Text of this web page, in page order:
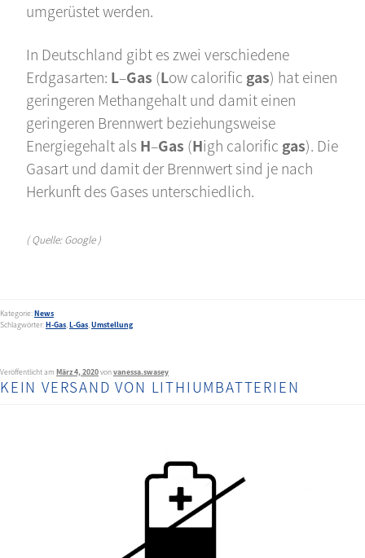
umgerüstet werden.
In Deutschland gibt es zwei verschiedene
Erdgasarten: L–Gas (Low calorific gas) hat einen
geringeren Methangehalt und damit einen
geringeren Brennwert beziehungsweise
Energiegehalt als H–Gas (High calorific gas). Die
Gasart und damit der Brennwert sind je nach
Herkunft des Gases unterschiedlich.
( Quelle: Google )
Kategorie:News
Schlagwörter:H-Gas,L-Gas,Umstellung
Veröffentlicht am März 4, 2020vonvanessa.swasey
KEIN VERSAND VON LITHIUMBATTERIEN